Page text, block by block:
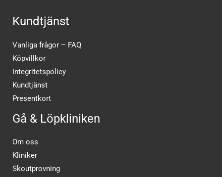
Kundtjänst
Vanliga frågor – FAQ
Köpvillkor
Integritetspolicy
Kundtjänst
Presentkort
Gå & Löpkliniken
Om oss
Kliniker
Skoutprovning